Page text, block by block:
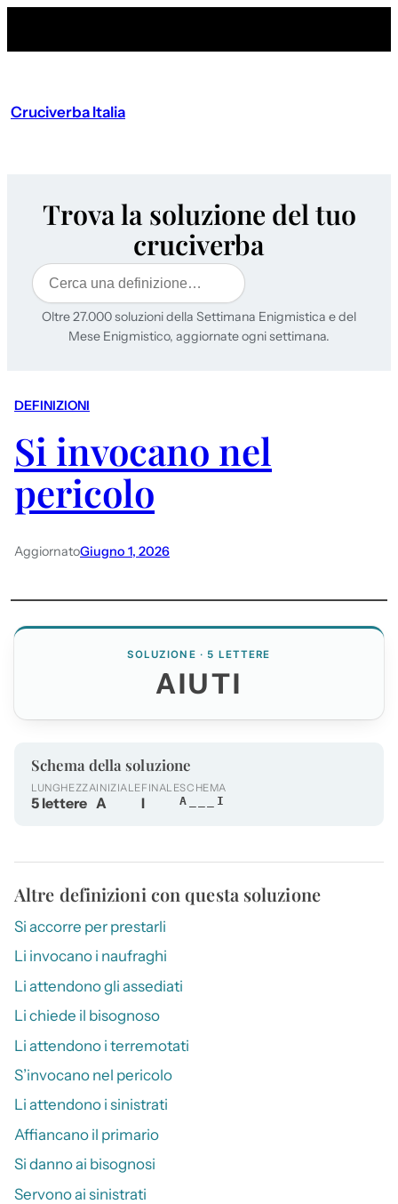
Cruciverba Italia
Trova la soluzione del tuo
cruciverba
Cerca
Oltre 27.000 soluzioni della Settimana Enigmistica e del
Mese Enigmistico, aggiornate ogni settimana.
DEFINIZIONI
Si invocano nel
pericolo
AggiornatoGiugno 1, 2026
SOLUZIONE · 5 LETTERE
AIUTI
Schema della soluzione
LUNGHEZZA
5 lettere
INIZIALE
A
FINALE
I
SCHEMA
A___I
Altre definizioni con questa soluzione
Si accorre per prestarli
Li invocano i naufraghi
Li attendono gli assediati
Li chiede il bisognoso
Li attendono i terremotati
S’invocano nel pericolo
Li attendono i sinistrati
Affiancano il primario
Si danno ai bisognosi
Servono ai sinistrati